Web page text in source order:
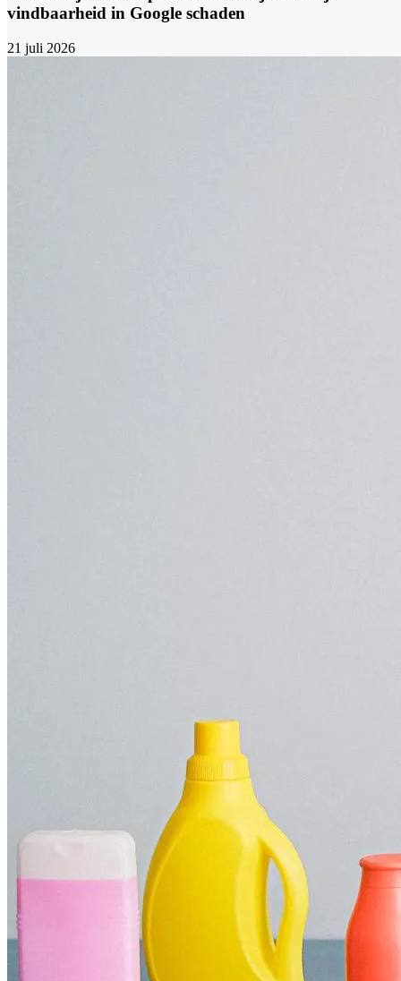
vindbaarheid in Google schaden
21 juli 2026